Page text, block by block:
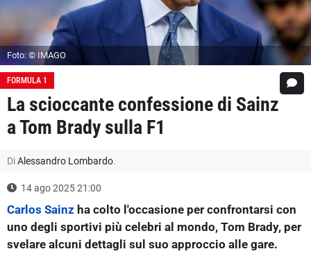
Foto: © IMAGO
FORMULA 1
La scioccante confessione di Sainz
a Tom Brady sulla F1
DiAlessandro Lombardo.
14 ago 2025 21:00
Carlos Sainz ha colto l'occasione per confrontarsi con
uno degli sportivi più celebri al mondo, Tom Brady, per
svelare alcuni dettagli sul suo approccio alle gare.